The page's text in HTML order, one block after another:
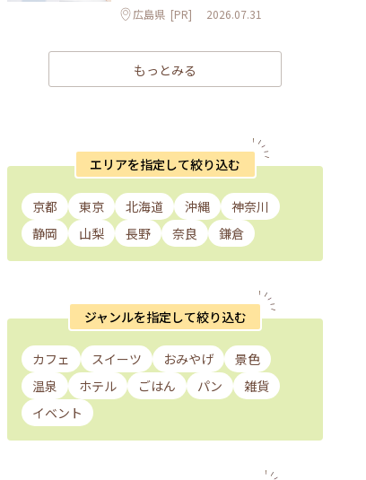
広島県 [PR] 2026.07.31
もっとみる
エリアを指定して絞り込む
京都 東京 北海道 沖縄
神奈川
静岡
山梨 長野 奈良 鎌倉
ジャンルを指定して絞り込む
カフェ スイーツ おみやげ
景色
温泉
ホテル ごはん パン
雑貨
イベント